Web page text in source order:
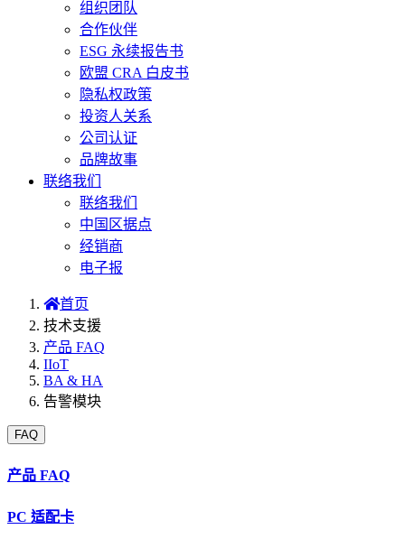
组织团队
合作伙伴
ESG 永续报告书
欧盟 CRA 白皮书
隐私权政策
投资人关系
公司认证
品牌故事
联络我们
联络我们
中国区据点
经销商
电子报
首页
技术支援
产品 FAQ
IIoT
BA & HA
告警模块
FAQ
产品 FAQ
PC 适配卡